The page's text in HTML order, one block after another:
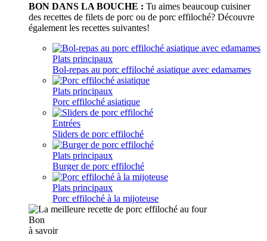
BON DANS LA BOUCHE : Tu aimes beaucoup cuisiner
des recettes de filets de porc ou de porc effiloché? Découvre
également les recettes suivantes!
Plats principaux
Bol-repas au porc effiloché asiatique avec edamames
Plats principaux
Porc effiloché asiatique
Entrées
Sliders de porc effiloché
Plats principaux
Burger de porc effiloché
Plats principaux
Porc effiloché à la mijoteuse
Bon
à savoir